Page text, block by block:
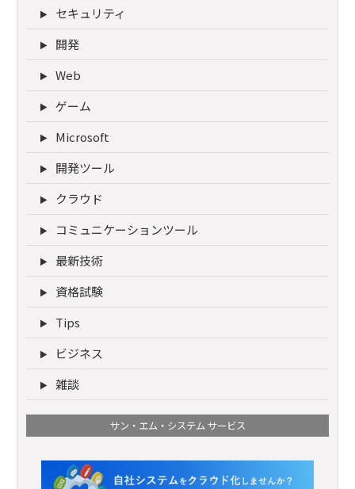
セキュリティ
開発
Web
ゲーム
Microsoft
開発ツール
クラウド
コミュニケーションツール
最新技術
資格試験
Tips
ビジネス
雑談
サン・エム・システム サービス